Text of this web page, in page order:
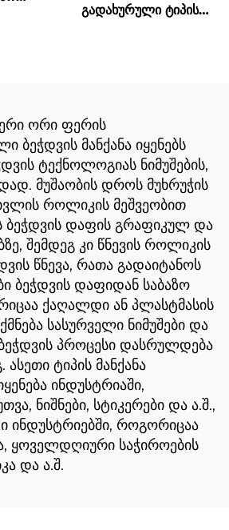
გადახურული ტიპის
ორი ფერის
მანქანა იყენებს
ტექნოლოგიას ნიმუშების,
მუშაობის დროს მუხრუჭის
როლიკის მეშვეობით
ბეჭდვის დაფის გრაფიკულ და
შემდეგ კი წნევის როლიკის
წნევა, რათა გადაიტანოს
ბეჭდვის დაფიდან საბაზო
ქაღალდი ან პლასტმასის
სასურველი ნიმუშები და
პროცესი დასრულდება
ტიპის მანქანა
ინდუსტრიაში,
ნიშნები, სტიკერები და ა.შ.,
ინდუსტრიებში, როგორიცაა
ყოველდღიური საჭიროების
და ა.შ.